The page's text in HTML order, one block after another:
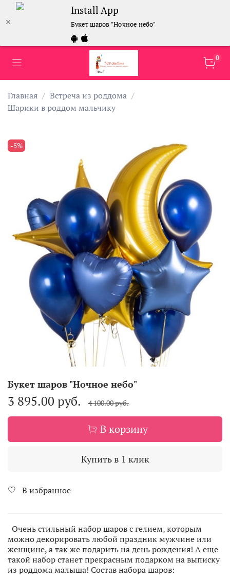
Install App
Букет шаров "Ночное небо"
0
Главная
Встреча из роддома
Шарики в роддом мальчику
-5%
Букет шаров "Ночное небо"
3 895.00 руб. 4 100.00 руб.
В корзину
Купить в 1 клик
В избранное
Очень стильный набор шаров с гелием, которым
можно декорировать любой праздник мужчине или
женщине, а так же подарить на день рождения! А еще
такой набор станет прекрасным подарком на выписку
из роддома малыша! Состав набора шаров: